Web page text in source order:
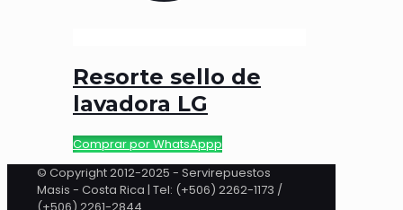
Resorte sello de
lavadora LG
Comprar por WhatsAppp
© Copyright 2012-2025 - Servirepuestos
Masis - Costa Rica | Tel: (+506) 2262-1173 /
(+506) 2261-2844